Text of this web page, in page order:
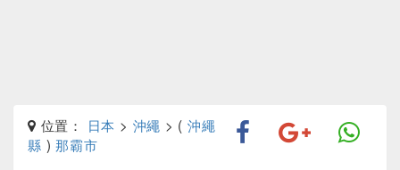
位置： 日本 > 沖繩 > ( 沖繩
縣 )那霸市